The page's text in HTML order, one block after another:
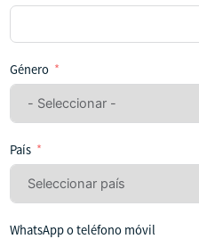
Género
País
WhatsApp o teléfono móvil